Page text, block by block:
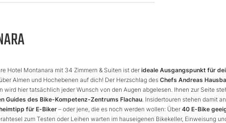
Hotel Montanara mit 34 Zimmern & Suiten ist der ideale Ausgangspunkt für
Almen und Hochebenen auf dich! Der Herzschlag des Chefs Andreas
hier tatsächlich jeder Wunsch von den Augen abgelesen. Ihnen zur Seite
Guides des Bike-Kompetenz-Zentrums Flachau . Insidertouren stehen damit
für E-Biker – oder jene, die es noch werden wollen: Über 40 E-Bike
zum Testen oder Leihen warten im hauseigenen Bikekeller, Einweisung